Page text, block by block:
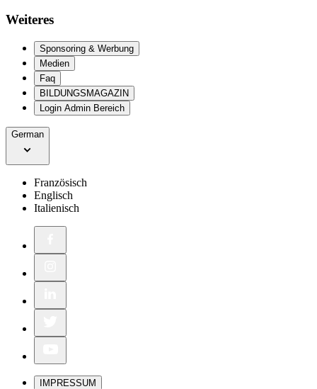
Weiteres
Sponsoring & Werbung
Medien
Faq
BILDUNGSMAGAZIN
Login Admin Bereich
German
Französisch
Englisch
Italienisch
IMPRESSUM